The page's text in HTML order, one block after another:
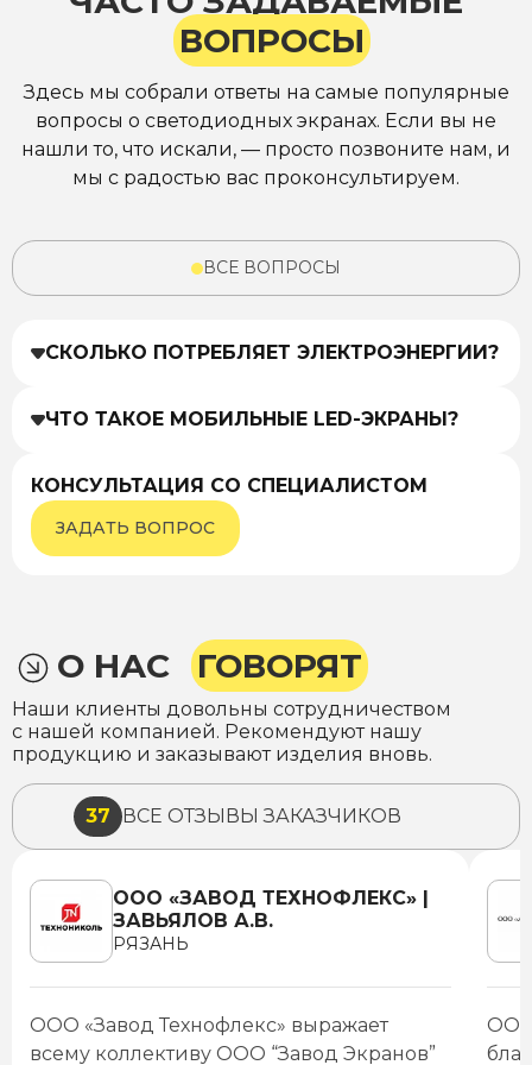
ВОПРОСЫ
Здесь мы собрали ответы на самые популярные
вопросы о светодиодных экранах. Если вы не
нашли то, что искали, — просто позвоните нам, и
мы с радостью вас проконсультируем.
ВСЕ ВОПРОСЫ
СКОЛЬКО ПОТРЕБЛЯЕТ ЭЛЕКТРОЭНЕРГИИ?
ЧТО ТАКОЕ МОБИЛЬНЫЕ LED-ЭКРАНЫ?
КОНСУЛЬТАЦИЯ СО СПЕЦИАЛИСТОМ
ЗАДАТЬ ВОПРОС
О НАС ГОВОРЯТ
Наши клиенты довольны сотрудничеством
с нашей компанией. Рекомендуют нашу
продукцию и заказывают изделия вновь.
37 ВСЕ ОТЗЫВЫ ЗАКАЗЧИКОВ
ООО «ЗАВОД ТЕХНОФЛЕКС» |
ЗАВЬЯЛОВ А.В.
РЯЗАНЬ
ООО «Завод Технофлекс» выражает
всему коллективу ООО “Завод Экранов”
ООО